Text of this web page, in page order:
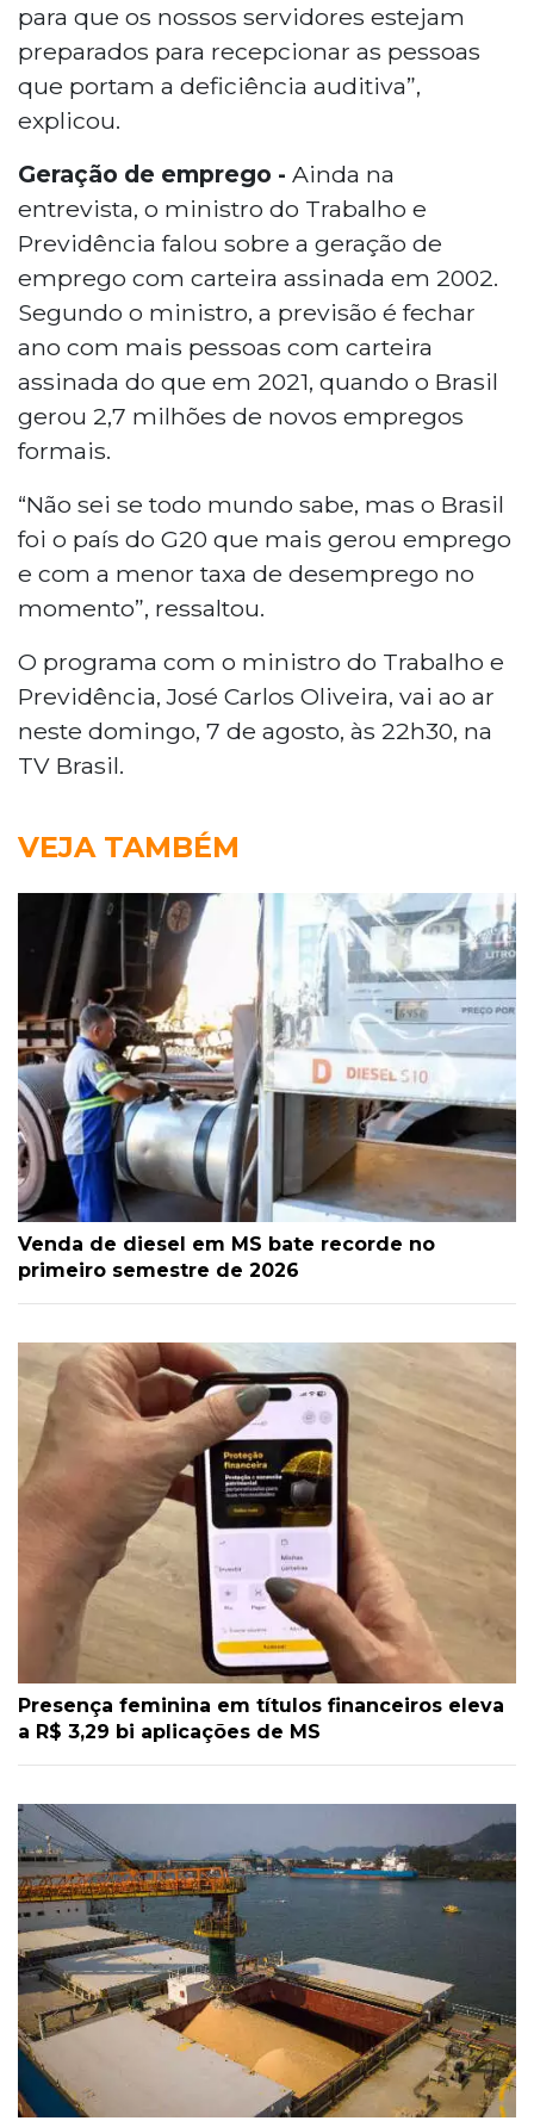
para que os nossos servidores estejam
preparados para recepcionar as pessoas
que portam a deficiência auditiva”,
explicou.
Geração de emprego - Ainda na
entrevista, o ministro do Trabalho e
Previdência falou sobre a geração de
emprego com carteira assinada em 2002.
Segundo o ministro, a previsão é fechar
ano com mais pessoas com carteira
assinada do que em 2021, quando o Brasil
gerou 2,7 milhões de novos empregos
formais.
“Não sei se todo mundo sabe, mas o Brasil
foi o país do G20 que mais gerou emprego
e com a menor taxa de desemprego no
momento”, ressaltou.
O programa com o ministro do Trabalho e
Previdência, José Carlos Oliveira, vai ao ar
neste domingo, 7 de agosto, às 22h30, na
TV Brasil.
VEJA TAMBÉM
Venda de diesel em MS bate recorde no
primeiro semestre de 2026
Presença feminina em títulos financeiros eleva
a R$ 3,29 bi aplicações de MS